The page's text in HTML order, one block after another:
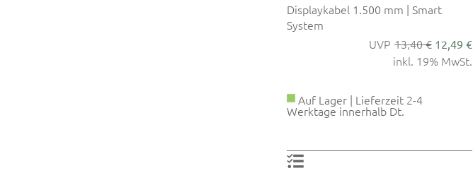
Displaykabel 1.500 mm | Smart
System
13,40 € 12,49 €
inkl. 19% MwSt.
Auf Lager | Lieferzeit 2-4
Werktage innerhalb Dt.